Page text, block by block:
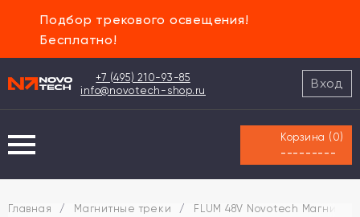
Подбор трекового освещения!
Бесплатно!
+7 (495) 210-93-85
info@novotech-shop.ru
Вход
Корзина ( 0)
---------
Главная / Магнитные треки / FLUM 48V Novotech